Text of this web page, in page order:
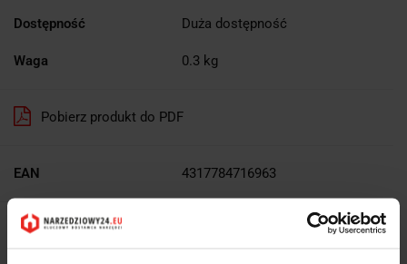
Dostępność Duża dostępność
Waga 0.3 kg
Pobierz produkt do PDF
EAN 4317784716963
Wysyłka+2dni (dostawa 0 od 1000zł net.*)